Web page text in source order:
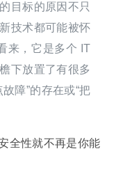
目标的原因不只
技术都可能被怀
来，它是多个 IT
下放置了有很多
障”的存在或“把
全性就不再是你能